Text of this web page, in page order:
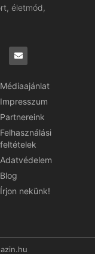
életmód,
Médiaajánlat
Impresszum
Partnereink
Felhasználási
feltételek
Adatvédelem
Blog
Írjon nekünk!